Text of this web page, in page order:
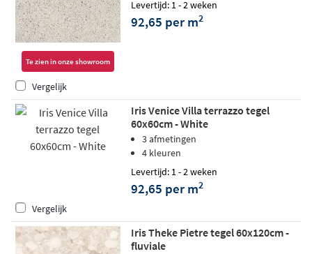
Te zien in onze showroom
Levertijd: 1 - 2 weken
92,65 per m2
Vergelijk
Iris Venice Villa terrazzo tegel
60x60cm - White
3 afmetingen
4 kleuren
Levertijd: 1 - 2 weken
92,65 per m2
Vergelijk
Iris Theke Pietre tegel 60x120cm -
fluviale